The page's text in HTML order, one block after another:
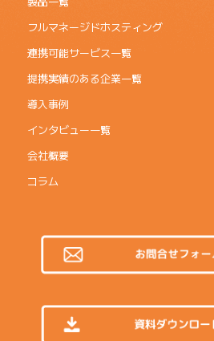
フルマネージドホスティング
連携可能サービス一覧
提携実績のある企業一覧
導入事例
インタビュー一覧
会社概要
コラム